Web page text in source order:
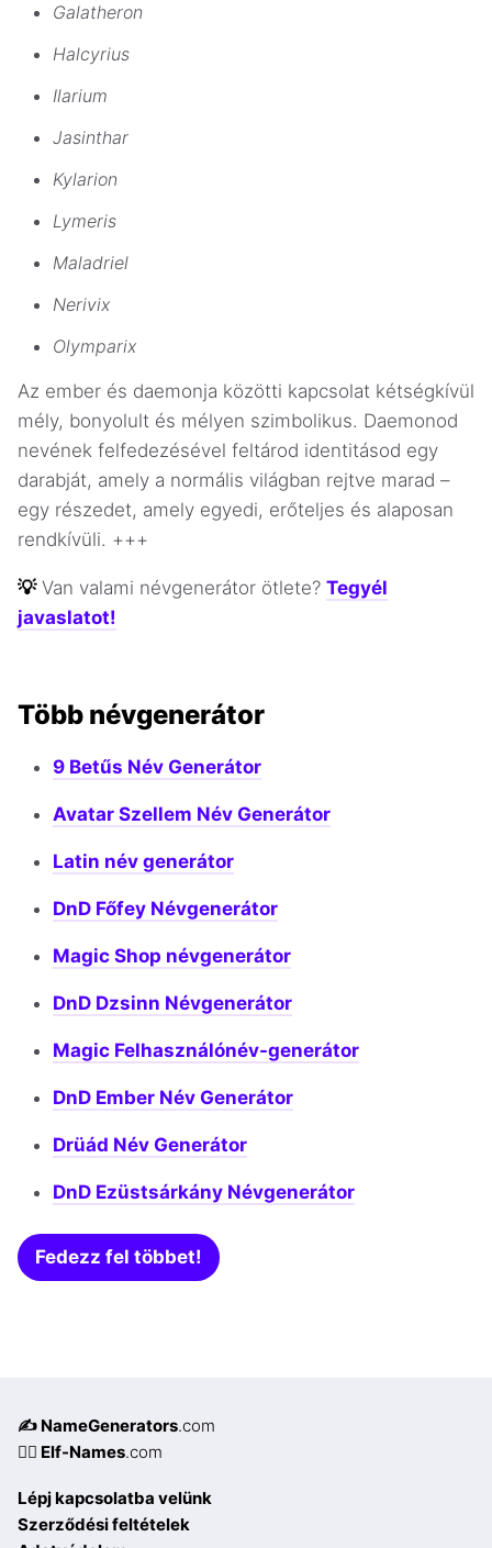
Galatheron
Halcyrius
Ilarium
Jasinthar
Kylarion
Lymeris
Maladriel
Nerivix
Olymparix
Az ember és daemonja közötti kapcsolat kétségkívül
mély, bonyolult és mélyen szimbolikus. Daemonod
nevének felfedezésével feltárod identitásod egy
darabját, amely a normális világban rejtve marad –
egy részedet, amely egyedi, erőteljes és alaposan
rendkívüli. +++
💡 Van valami névgenerátor ötlete? Tegyél
javaslatot!
Több névgenerátor
9 Betűs Név Generátor
Avatar Szellem Név Generátor
Latin név generátor
DnD Főfey Névgenerátor
Magic Shop névgenerátor
DnD Dzsinn Névgenerátor
Magic Felhasználónév-generátor
DnD Ember Név Generátor
Drüád Név Generátor
DnD Ezüstsárkány Névgenerátor
Fedezz fel többet!
✍️ NameGenerators.com
🧝‍♀️ Elf-Names.com
Lépj kapcsolatba velünk
Szerződési feltételek